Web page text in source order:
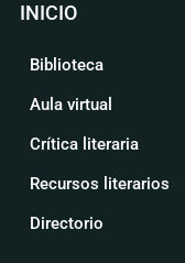
INICIO
Biblioteca
Aula virtual
Crítica literaria
Recursos literarios
Directorio